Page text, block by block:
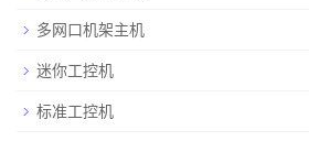
多网口机架主机
迷你工控机
标准工控机